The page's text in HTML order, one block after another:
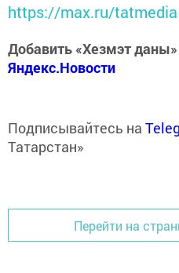
https://max.ru/tatmedia
Добавить «Хезмэт даны»
Яндекс.Новости
Подписывайтесь на
Татарстан»
Перейти на